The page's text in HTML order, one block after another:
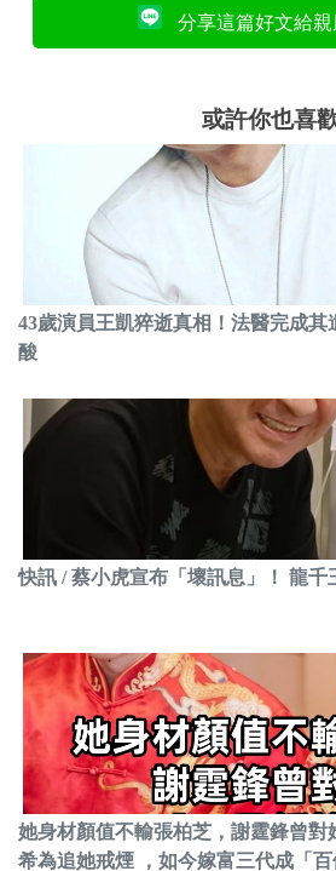
分享這篇好文給親
或許你也喜
43歲演員王凱猝逝真相！法醫完成
酸
快訊 / 蔡小虎宣布「壞訊息」！ 龍千
她身材顏值不輸張柏芝，謝霆鋒曾對
希為追她戒煙 ，如今嫁富三代成「